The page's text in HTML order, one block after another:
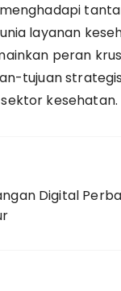
layanan
peran
tujuan
kesehatan.
Digital